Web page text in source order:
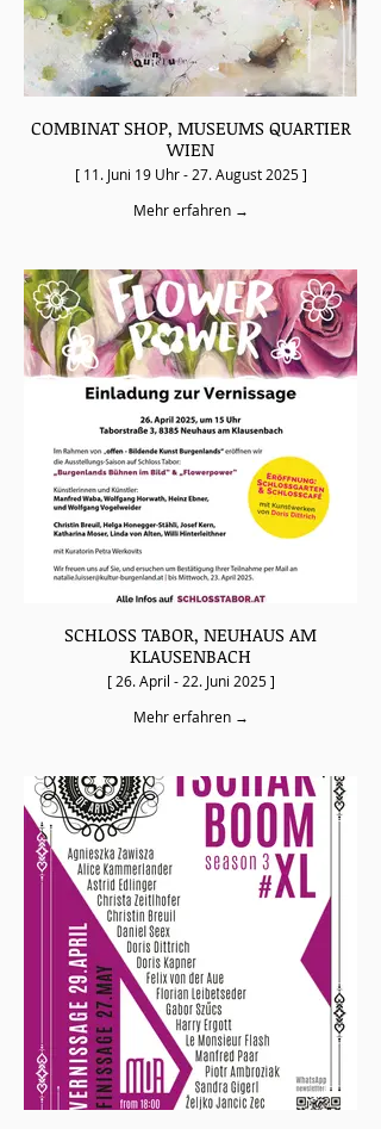
COMBINAT SHOP, MUSEUMS QUARTIER
WIEN
[ 11. Juni 19 Uhr - 27. August 2025 ]
Mehr erfahren →
SCHLOSS TABOR, NEUHAUS AM
KLAUSENBACH
[ 26. April - 22. Juni 2025 ]
Mehr erfahren →